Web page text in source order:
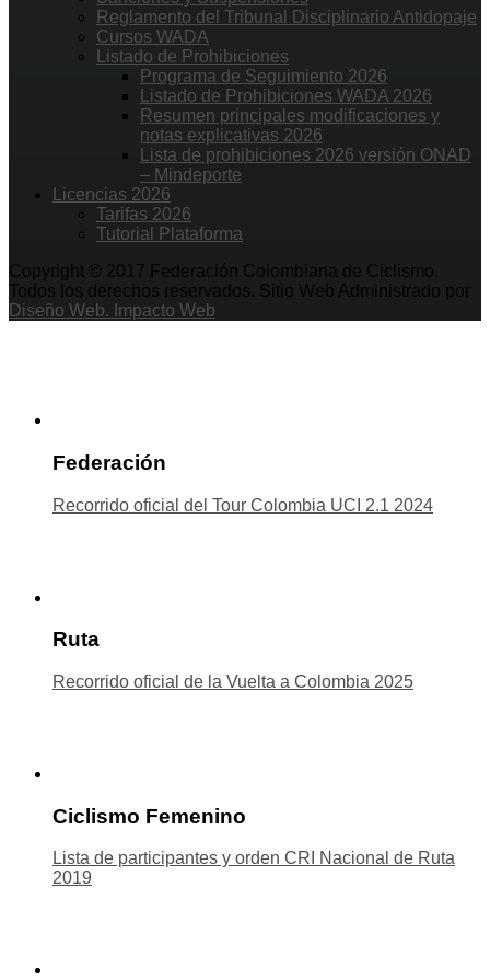
Reglamento del Tribunal Disciplinario Antidopaje
Cursos WADA
Listado de Prohibiciones
Programa de Seguimiento 2026
Listado de Prohibiciones WADA 2026
Resumen principales modificaciones y
notas explicativas 2026
Lista de prohibiciones 2026 versión ONAD
– Mindeporte
Licencias 2026
Tarifas 2026
Tutorial Plataforma
Copyright © 2017 Federación Colombiana de Ciclismo.
Todos los derechos reservados. Sitio Web Administrado por
Diseño Web. Impacto Web
Federación
Recorrido oficial del Tour Colombia UCI 2.1 2024
Ruta
Recorrido oficial de la Vuelta a Colombia 2025
Ciclismo Femenino
Lista de participantes y orden CRI Nacional de Ruta
2019